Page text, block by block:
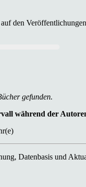
den
gefunden.
während der
Datenbasis und